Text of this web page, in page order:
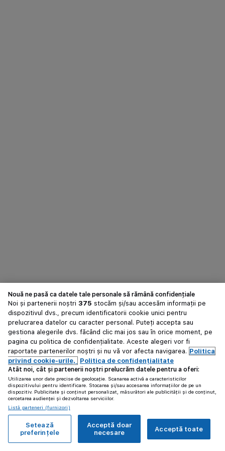
Nouă ne pasă ca datele tale personale să rămână confidențiale
Noi și partenerii noștri 375 stocăm și/sau accesăm informații pe
dispozitivul dvs., precum identificatorii cookie unici pentru
prelucrarea datelor cu caracter personal. Puteți accepta sau
gestiona alegerile dvs. făcând clic mai jos sau în orice moment, pe
pagina cu politica de confidențialitate. Aceste alegeri vor fi
raportate partenerilor noștri și nu vă vor afecta navigarea. Politica
privind cookie-urile,
Politica de confidențialitate
Atât noi, cât și partenerii noștri prelucrăm datele pentru a oferi:
Utilizarea unor date precise de geolocație. Scanarea activă a caracteristicilor
dispozitivului pentru identificare. Stocarea și/sau accesarea informațiilor de pe un
dispozitiv. Publicitate și conținut personalizat, măsurători ale publicității și de conținut,
cercetarea audienței și dezvoltarea serviciilor.
Listă parteneri (furnizori)
Acceptă toate
Acceptă doar
necesare
Setează
preferințele